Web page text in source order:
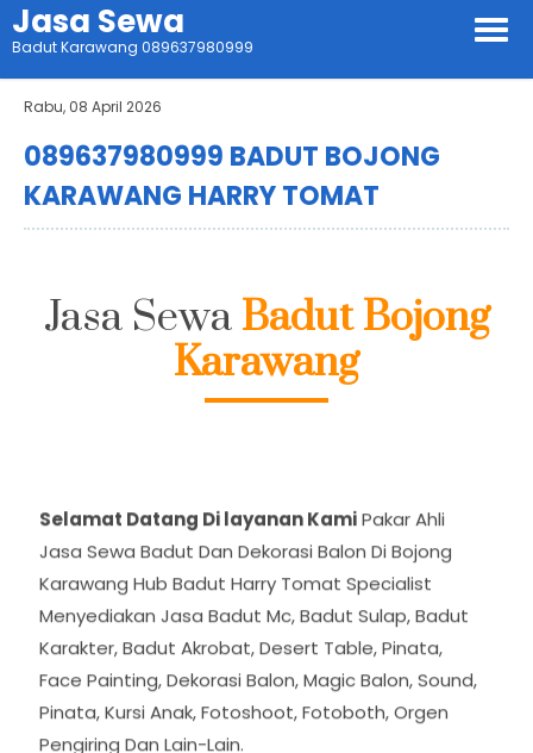
Jasa Sewa
Badut Karawang 089637980999
Rabu, 08 April 2026
089637980999 BADUT BOJONG
KARAWANG HARRY TOMAT
Jasa Sewa Badut Bojong
Karawang
Selamat Datang Di layanan KamiPakar Ahli
Jasa Sewa Badut Dan Dekorasi Balon Di Bojong
Karawang Hub Badut Harry Tomat Specialist
Menyediakan Jasa Badut Mc, Badut Sulap, Badut
Karakter, Badut Akrobat, Desert Table, Pinata,
Face Painting, Dekorasi Balon, Magic Balon, Sound,
Pinata, Kursi Anak, Fotoshoot, Fotoboth, Orgen